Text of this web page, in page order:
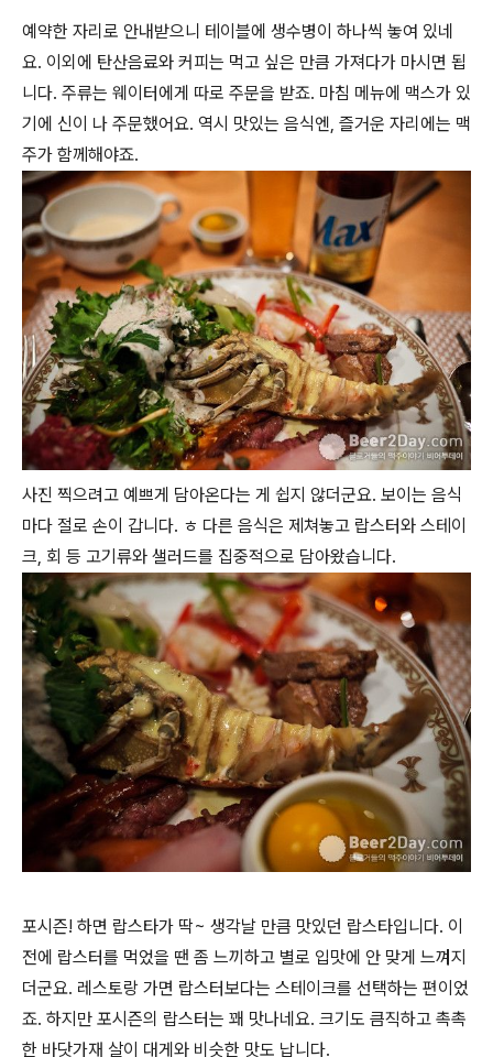
예약한 자리로 안내받으니 테이블에 생수병이 하나씩 놓여 있네
요. 이외에 탄산음료와 커피는 먹고 싶은 만큼 가져다가 마시면 됩
니다. 주류는 웨이터에게 따로 주문을 받죠. 마침 메뉴에 맥스가 있
기에 신이 나 주문했어요. 역시 맛있는 음식엔, 즐거운 자리에는 맥
주가 함께해야죠.
사진 찍으려고 예쁘게 담아온다는 게 쉽지 않더군요. 보이는 음식
마다 절로 손이 갑니다. ㅎ 다른 음식은 제쳐놓고 랍스터와 스테이
크, 회 등 고기류와 샐러드를 집중적으로 담아왔습니다.
포시즌! 하면 랍스타가 딱~ 생각날 만큼 맛있던 랍스타입니다. 이
전에 랍스터를 먹었을 땐 좀 느끼하고 별로 입맛에 안 맞게 느껴지
더군요. 레스토랑 가면 랍스터보다는 스테이크를 선택하는 편이었
죠. 하지만 포시즌의 랍스터는 꽤 맛나네요. 크기도 큼직하고 촉촉
한 바닷가재 살이 대게와 비슷한 맛도 납니다.